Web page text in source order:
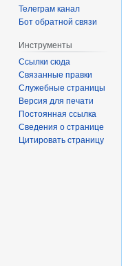
Телеграм канал
Бот обратной связи
Инструменты
Ссылки сюда
Связанные правки
Служебные страницы
Версия для печати
Постоянная ссылка
Сведения о странице
Цитировать страницу